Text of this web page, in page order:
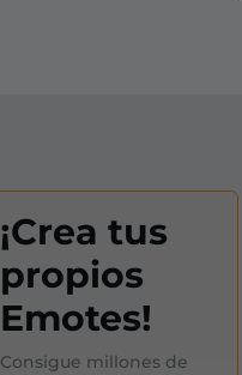
¡Crea tus
propios
Emotes!
Consigue millones de